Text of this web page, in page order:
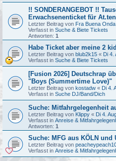
!! SONDERANGEBOT !!
Erwachsenenticket für
Letzter Beitrag von Fra Buena Onda
Verfasst in Suche & Biete Tickets
Antworten: 1
Habe Ticket aber meine 2
Letzter Beitrag von blub2k15 « Di 4.
Verfasst in Suche & Biete Tickets
[Fusion 2026] Deutschrap
"Boys (Summertime Love)"
Letzter Beitrag von kostadw « Di 4.
Verfasst in Suche DJ/Band/Dich
Suche: Mitfahrgelegenheit
Letzter Beitrag von Klippy « Di 4.
Verfasst in Anreise &
Antworten: 1
Suche: MFG aus KÖLN und
Letzter Beitrag von
Verfasst in Anreise &